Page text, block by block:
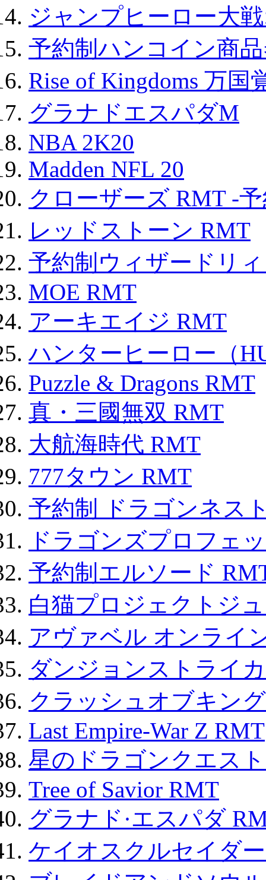
ジャンプヒーロー大
予約制ハンコイン商
Rise of Kingdoms 万
グラナドエスパダM
NBA 2K20
Madden NFL 20
クローザーズ RMT -
レッドストーン RMT
予約制ウィザードリ
MOE RMT
アーキエイジ RMT
ハンターヒーロー（
Puzzle & Dragons RMT
真・三國無双 RMT
大航海時代 RMT
777タウン RMT
予約制 ドラゴンネス
ドラゴンズプロフェ
予約制エルソード
白猫プロジェクトジ
アヴァベル オンライ
ダンジョンストライ
クラッシュオブキン
Last Empire-War Z RMT
星のドラゴンクエス
Tree of Savior RMT
グラナド·エスパダ
ケイオスクルセイダ